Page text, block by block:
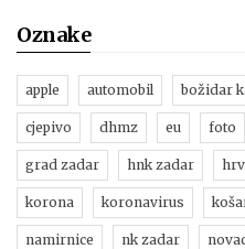
Oznake
apple automobil božidar
cjepivo dhmz eu foto
grad zadar hnk zadar
korona koronavirus
namirnice nk zadar